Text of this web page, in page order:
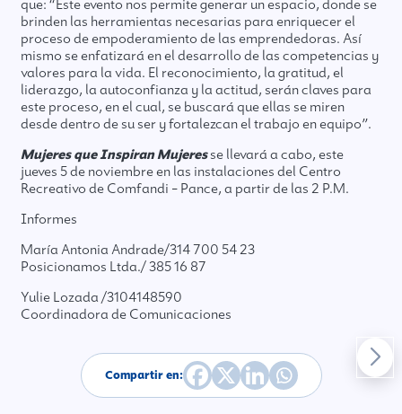
que: “Este evento nos permite generar un espacio, donde se
brinden las herramientas necesarias para enriquecer el
proceso de empoderamiento de las emprendedoras. Así
mismo se enfatizará en el desarrollo de las competencias y
valores para la vida. El reconocimiento, la gratitud, el
liderazgo, la autoconfianza y la actitud, serán claves para
este proceso, en el cual, se buscará que ellas se miren
desde dentro de su ser y fortalezcan el trabajo en equipo”.
Mujeres que Inspiran Mujeresse llevará a cabo, este
jueves 5 de noviembre en las instalaciones del Centro
Recreativo de Comfandi – Pance, a partir de las 2 P.M.
Informes
María Antonia Andrade/314 700 54 23
Posicionamos Ltda./ 385 16 87
Yulie Lozada /3104148590
Coordinadora de Comunicaciones
Compartir en: